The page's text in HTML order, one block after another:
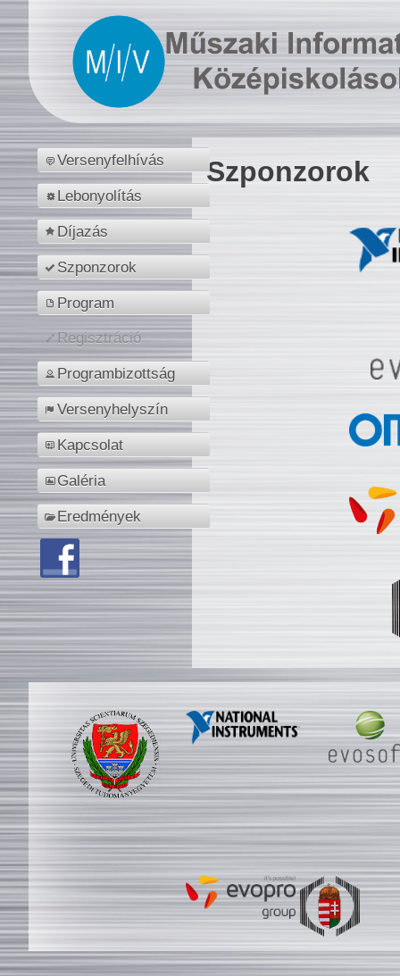
Versenyfelhívás
Lebonyolítás
Díjazás
Szponzorok
Program
Regisztráció
Programbizottság
Versenyhelyszín
Kapcsolat
Galéria
Eredmények
Szponzorok